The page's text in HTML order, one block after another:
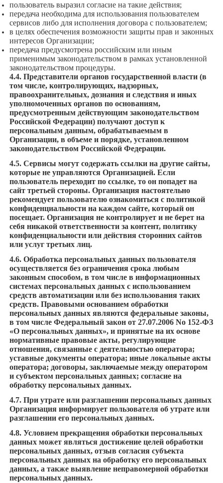
пользователь выразил согласие на такие действия;
передача необходима для использования пользователем
сервисов либо для исполнения договора с пользователем;
в целях обеспечения возможности защиты прав и законных
интересов Организации;
передача предусмотрена российским или иным
применимым законодательством в рамках установленной
законодательством процедуры.
4.4. Представители органов государственной власти (в
том числе, контролирующих, надзорных,
правоохранительных, дознания и следствия и иных
уполномоченных органов по основаниям,
предусмотренным действующим законодательством
Российской Федерации) получают доступ к
персональным данным, обрабатываемым в
Организации, в объеме и порядке, установленном
законодательством Российской Федерации.
4.5. Сервисы могут содержать ссылки на другие сайты,
которые не управляются Организацией. Если
пользователь переходит по ссылке, то он попадет на
сайт третьей стороны. Организация настоятельно
рекомендует пользователю ознакомиться с политикой
конфиденциальности на каждом сайте, который он
посещает. Организация не контролирует и не берет на
себя никакой ответственности за контент, политику
конфиденциальности или действия сторонних сайтов
или услуг третьих лиц.
4.6. Обработка персональных данных пользователя
осуществляется без ограничения срока любым
законным способом, в том числе в информационных
системах персональных данных с использованием
средств автоматизации или без использования таких
средств. Правовыми основанием обработки
персональных данных являются федеральные законы,
в том числе Федеральный закон от 27.07.2006 No 152-ФЗ
«О персональных данных», и принятые на их основе
нормативные правовые акты, регулирующие
отношения, связанные с деятельностью оператора;
уставные документы оператора; иные локальные акты
оператора; договоры, заключаемые между оператором
и субъектом персональных данных; согласие на
обработку персональных данных.
4.7. При утрате или разглашении персональных данных
Организация информирует пользователя об утрате или
разглашении его персональных данных.
4.8. Условием прекращения обработки персональных
данных может являться достижение целей обработки
персональных данных, отзыв согласия субъекта
персональных данных на обработку его персональных
данных, а также выявление неправомерной обработки
персональных данных.